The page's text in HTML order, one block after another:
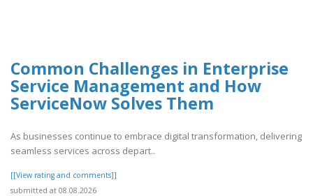
Common Challenges in Enterprise
Service Management and How
ServiceNow Solves Them
As businesses continue to embrace digital transformation, delivering
seamless services across depart..
[[View rating and comments]]
submitted at 08.08.2026